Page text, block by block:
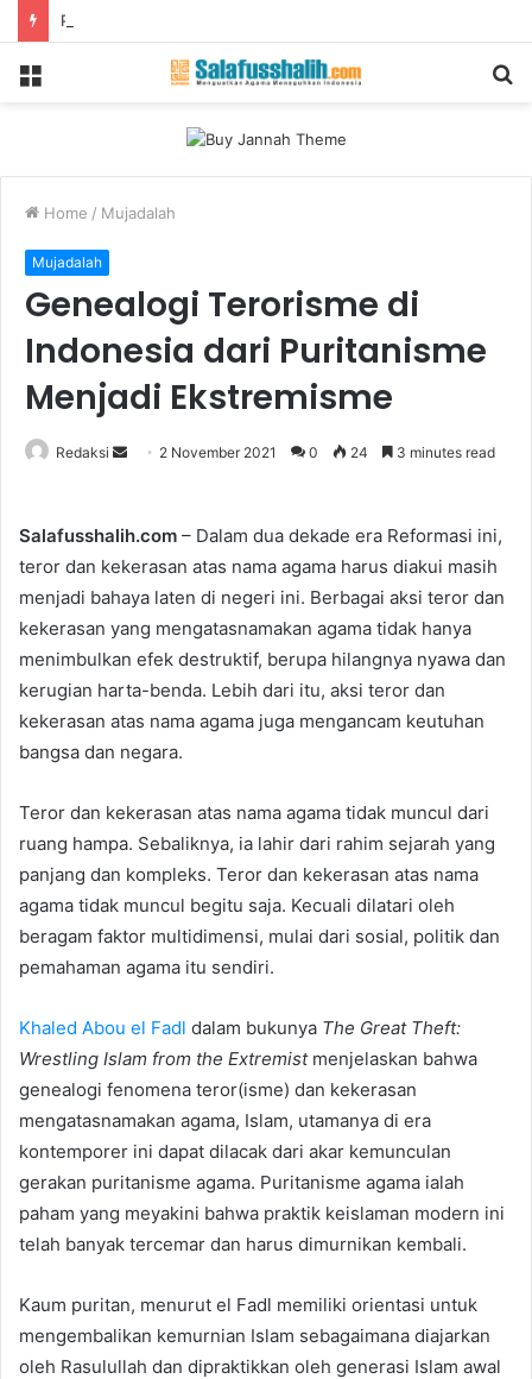
Home / Mujadalah
Mujadalah
Genealogi Terorisme di
Indonesia dari Puritanisme
Menjadi Ekstremisme
Redaksi
d
a
n
e
m
a
2 November 2021 0 24 3 minutes read
Salafusshalih.com – Dalam dua dekade era Reformasi ini,
teror dan kekerasan atas nama agama harus diakui masih
menjadi bahaya laten di negeri ini. Berbagai aksi teror dan
kekerasan yang mengatasnamakan agama tidak hanya
menimbulkan efek destruktif, berupa hilangnya nyawa dan
kerugian harta-benda. Lebih dari itu, aksi teror dan
kekerasan atas nama agama juga mengancam keutuhan
bangsa dan negara.
Teror dan kekerasan atas nama agama tidak muncul dari
ruang hampa. Sebaliknya, ia lahir dari rahim sejarah yang
panjang dan kompleks. Teror dan kekerasan atas nama
agama tidak muncul begitu saja. Kecuali dilatari oleh
beragam faktor multidimensi, mulai dari sosial, politik dan
pemahaman agama itu sendiri.
Khaled Abou el Fadl dalam bukunya The Great Theft:
Wrestling Islam from the Extremist menjelaskan bahwa
genealogi fenomena teror(isme) dan kekerasan
mengatasnamakan agama, Islam, utamanya di era
kontemporer ini dapat dilacak dari akar kemunculan
gerakan puritanisme agama. Puritanisme agama ialah
paham yang meyakini bahwa praktik keislaman modern ini
telah banyak tercemar dan harus dimurnikan kembali.
Kaum puritan, menurut el Fadl memiliki orientasi untuk
mengembalikan kemurnian Islam sebagaimana diajarkan
oleh Rasulullah dan dipraktikkan oleh generasi Islam awal